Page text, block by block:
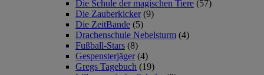
Die Schule der magischen Tiere (57)
Die Zauberkicker (9)
Die ZeitBande (5)
Drachenschule Nebelsturm (4)
Fußball-Stars (8)
Gespensterjäger (4)
Gregs Tagebuch (19)